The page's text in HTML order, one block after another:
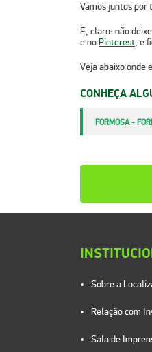
Vamos juntos por
E, claro: não
e noPinterest, e
Veja abaixo onde
CONHEÇA
FORMOSA -
Sobre a
Relação com
Sala de